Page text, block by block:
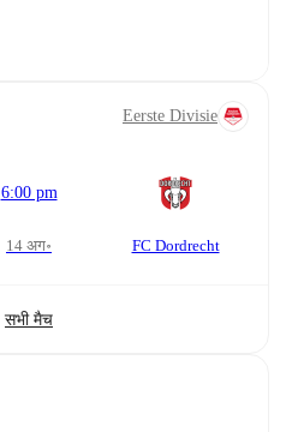
Eerste Divisie
6:00 pm
14 अग॰ FC Dordrecht
सभी मैच